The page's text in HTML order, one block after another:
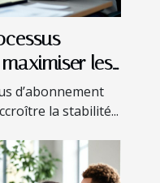
les
d’abonnement
la stabilité...